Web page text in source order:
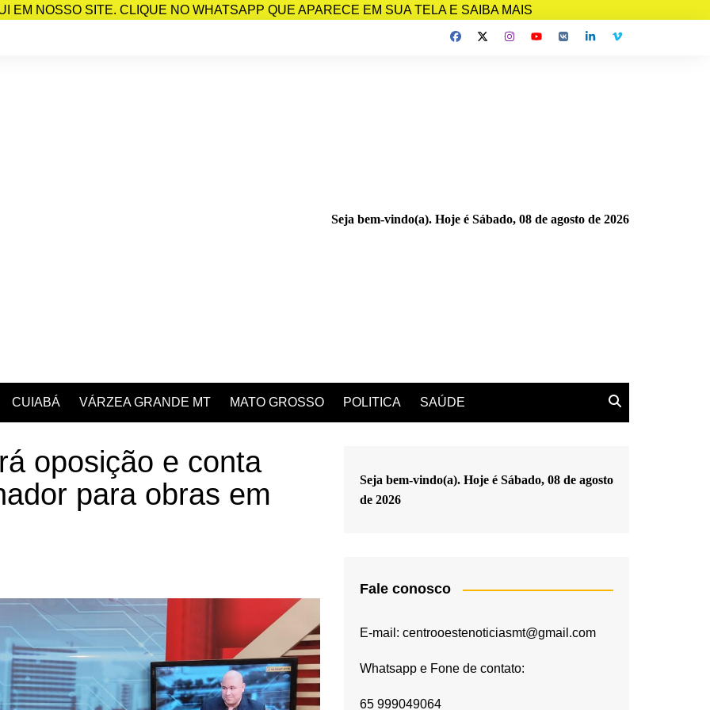
EM NOSSO SITE. CLIQUE NO WHATSAPP QUE APARECE EM SUA TELA E SAIBA MAIS
Seja bem-vindo(a). Hoje é Sábado, 08 de agosto de 2026
CUIABÁ VÁRZEA GRANDE MT MATO GROSSO POLITICA SAÚDE
oposição e conta
para obras em
Seja bem-vindo(a). Hoje é Sábado, 08 de agosto
de 2026
Fale conosco
E-mail: centrooestenoticiasmt@gmail.com
Whatsapp e Fone de contato:
65 999049064